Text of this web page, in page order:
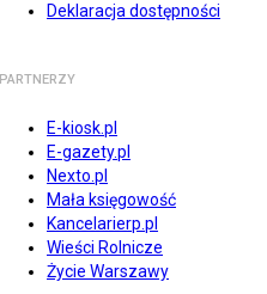
Deklaracja dostępności
PARTNERZY
E-kiosk.pl
E-gazety.pl
Nexto.pl
Mała księgowość
Kancelarierp.pl
Wieści Rolnicze
Życie Warszawy